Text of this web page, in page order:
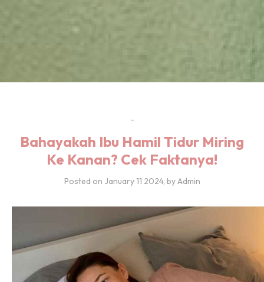
-
Bahayakah Ibu Hamil Tidur Miring
Ke Kanan? Cek Faktanya!
Posted on January 11 2024, by Admin